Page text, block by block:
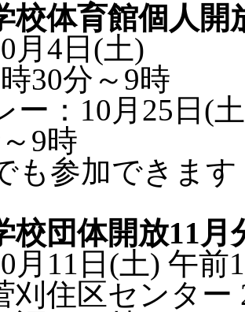
校体育館個人開
月4日(土)
30分～9時
ー：10月25日(
9時
も参加できま
校団体開放11月
月11日(土) 午前
刈住区センター